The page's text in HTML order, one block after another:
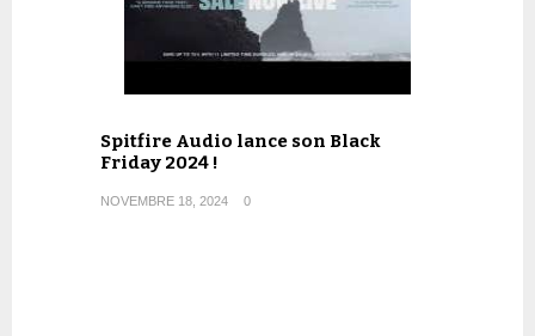
Spitfire Audio lance son Black
Friday 2024 !
NOVEMBRE 18, 2024 0